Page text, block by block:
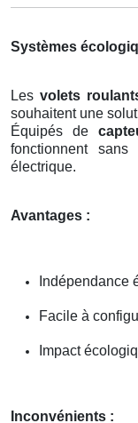
Systèmes
Les volets
souhaitent une
Équipés de
fonctionnent
électrique.
Avantages :
Indépendance
Facile à
Impact
Inconvénients :